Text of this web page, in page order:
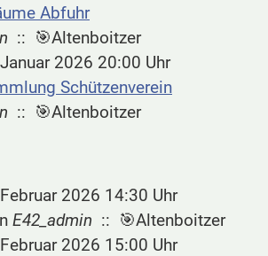
Abfuhr
:: 🎯Altenboitzer
2026 20:00 Uhr
Schützenverein
:: 🎯Altenboitzer
2026 14:30 Uhr
E42_admin :: 🎯Altenboitzer
2026 15:00 Uhr